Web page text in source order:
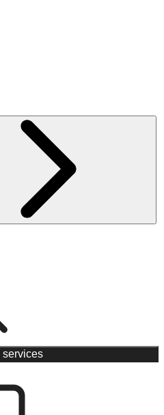
services